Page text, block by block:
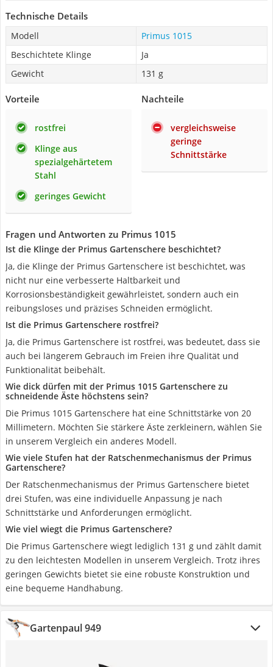
Technische Details
Modell
Primus 1015
Beschichtete Klinge
Ja
Gewicht
131 g
Vorteile
rostfrei
Klinge aus
spezialgehärtetem
Stahl
geringes Gewicht
Nachteile
vergleichsweise
geringe
Schnittstärke
Fragen und Antworten zu Primus 1015
Ist die Klinge der Primus Gartenschere beschichtet?
Ja, die Klinge der Primus Gartenschere ist beschichtet, was
nicht nur eine verbesserte Haltbarkeit und
Korrosionsbeständigkeit gewährleistet, sondern auch ein
reibungsloses und präzises Schneiden ermöglicht.
Ist die Primus Gartenschere rostfrei?
Ja, die Primus Gartenschere ist rostfrei, was bedeutet, dass sie
auch bei längerem Gebrauch im Freien ihre Qualität und
Funktionalität beibehält.
Wie dick dürfen mit der Primus 1015 Gartenschere zu
schneidende Äste höchstens sein?
Die Primus 1015 Gartenschere hat eine Schnittstärke von 20
Millimetern. Möchten Sie stärkere Äste zerkleinern, wählen Sie
in unserem Vergleich ein anderes Modell.
Wie viele Stufen hat der Ratschenmechanismus der Primus
Gartenschere?
Der Ratschenmechanismus der Primus Gartenschere bietet
drei Stufen, was eine individuelle Anpassung je nach
Schnittstärke und Anforderungen ermöglicht.
Wie viel wiegt die Primus Gartenschere?
Die Primus Gartenschere wiegt lediglich 131 g und zählt damit
zu den leichtesten Modellen in unserem Vergleich. Trotz ihres
geringen Gewichts bietet sie eine robuste Konstruktion und
eine bequeme Handhabung.
Gartenpaul 949